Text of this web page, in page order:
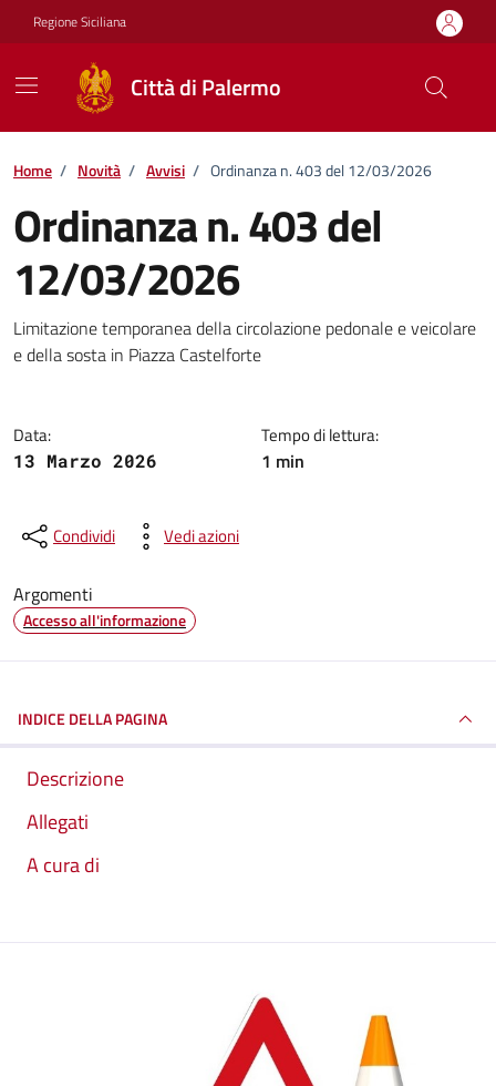
Vai ai contenuti
Vai al footer
Regione Siciliana
Città di Palermo
Home / Novità / Avvisi / Ordinanza n. 403 del 12/03/2026
Ordinanza n. 403 del
12/03/2026
Dettagli della notizia
Limitazione temporanea della circolazione pedonale e veicolare
e della sosta in Piazza Castelforte
Data:
13 Marzo 2026
Tempo di lettura:
1 min
Condividi Vedi azioni
Argomenti
Accesso all'informazione
INDICE DELLA PAGINA
Descrizione
Allegati
A cura di